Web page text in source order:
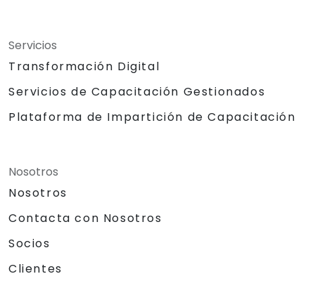
Servicios
Transformación Digital
Servicios de Capacitación Gestionados
Plataforma de Impartición de Capacitación
Nosotros
Nosotros
Contacta con Nosotros
Socios
Clientes